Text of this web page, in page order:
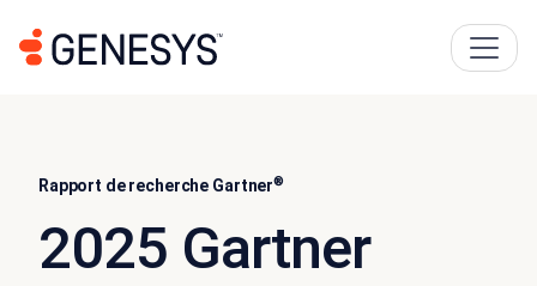
Rapport de recherche Gartner®
2025 Gartner